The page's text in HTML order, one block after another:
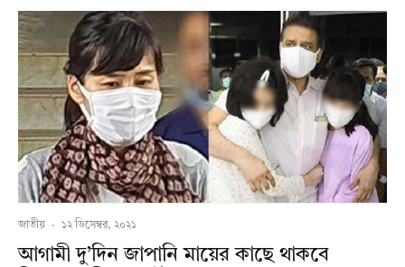
জাতীয় · ১২ ডিসেম্বর, ২০২১
আগামী দু’দিন জাপানি মায়ের কাছে থাকবে